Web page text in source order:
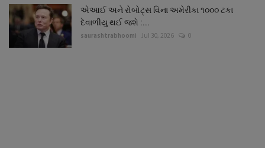
એઆઈ અને રોબોટ્સ વિના અમેરીકા ૧૦૦૦ ટકા
દેવાળીયુ થઈ જશે :...
saurashtrabhoomi Jul 30, 2026 0